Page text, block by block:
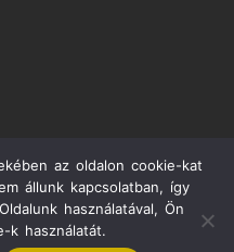
jog fenntartva. All Rights
az oldalon cookie-kat
állunk kapcsolatban, így
használatával, Ön
k használatát.